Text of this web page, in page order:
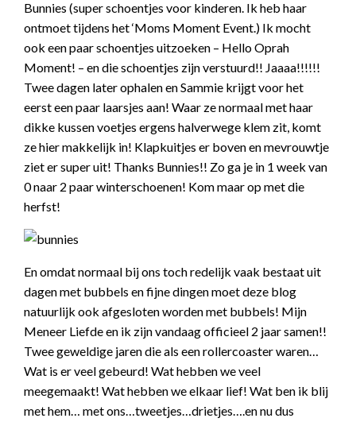
Bunnies (super schoentjes voor kinderen. Ik heb haar
ontmoet tijdens het ‘Moms Moment Event.) Ik mocht
ook een paar schoentjes uitzoeken – Hello Oprah
Moment! – en die schoentjes zijn verstuurd!! Jaaaa!!!!!!
Twee dagen later ophalen en Sammie krijgt voor het
eerst een paar laarsjes aan! Waar ze normaal met haar
dikke kussen voetjes ergens halverwege klem zit, komt
ze hier makkelijk in! Klapkuitjes er boven en mevrouwtje
ziet er super uit! Thanks Bunnies!! Zo ga je in 1 week van
0 naar 2 paar winterschoenen! Kom maar op met die
herfst!
En omdat normaal bij ons toch redelijk vaak bestaat uit
dagen met bubbels en fijne dingen moet deze blog
natuurlijk ook afgesloten worden met bubbels! Mijn
Meneer Liefde en ik zijn vandaag officieel 2 jaar samen!!
Twee geweldige jaren die als een rollercoaster waren…
Wat is er veel gebeurd! Wat hebben we veel
meegemaakt! Wat hebben we elkaar lief! Wat ben ik blij
met hem… met ons…tweetjes…drietjes….en nu dus